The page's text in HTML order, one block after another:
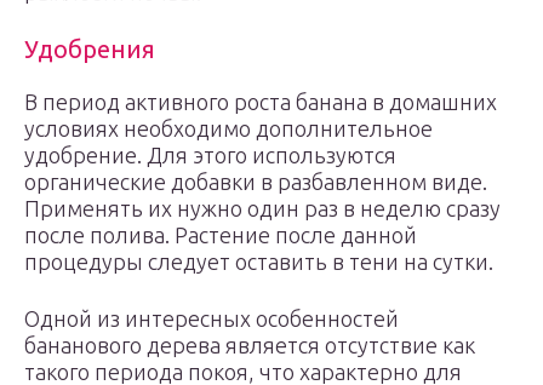
Удобрения
В период активного роста банана в домашних
условиях необходимо дополнительное
удобрение. Для этого используются
органические добавки в разбавленном виде.
Применять их нужно один раз в неделю сразу
после полива. Растение после данной
процедуры следует оставить в тени на сутки.
Одной из интересных особенностей
бананового дерева является отсутствие как
такого периода покоя, что характерно для